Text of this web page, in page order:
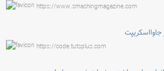
https://www.smashingmagazine.com
https://code.tutsplus.com